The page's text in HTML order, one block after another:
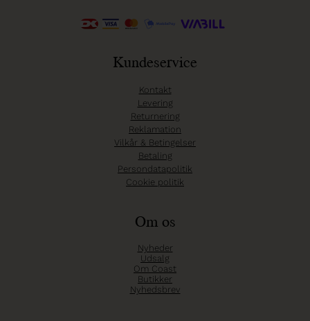
Kundeservice
Kontakt
Levering
Returnering
Reklamation
Vilkår & Betingelser
Betaling
Persondatapolitik
Cookie politik
Om os
Nyheder
Udsalg
Om Coast
Butikker
Nyhedsbrev